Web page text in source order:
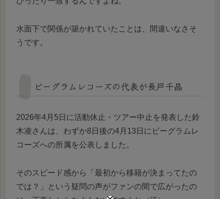
水面下で関係が築かれていたことは、間違いなさそ
うです。
ビーグラムレコーズの代表が長戸千晶
2026年4月5日に活動休止・ツアー中止を発表した鈴
木凌さんは、わずか8日後の4月13日にビーグラムレ
コーズへの所属を公表しました。
そのスピード感から「最初から移籍が決まってたの
では？」という疑問の声がファンの間で広がったの